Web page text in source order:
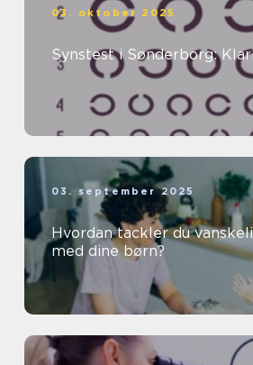
03. oktober 2025
Synstest i Sønderborg:
03. september 2025
Hvordan tackler du
med dine børn?